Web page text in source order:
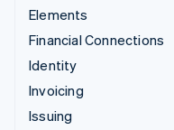
Elements
Financial Connections
Identity
Invoicing
Issuing